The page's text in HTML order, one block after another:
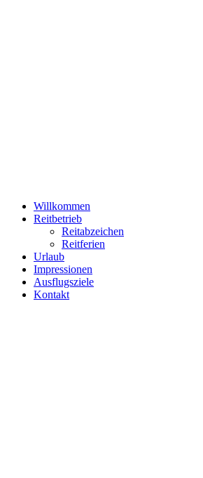
Willkommen
Reitbetrieb
Reitabzeichen
Reitferien
Urlaub
Impressionen
Ausflugsziele
Kontakt